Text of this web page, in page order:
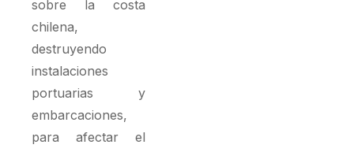
sobre la costa
chilena,
destruyendo
instalaciones
portuarias y
embarcaciones,
para afectar el